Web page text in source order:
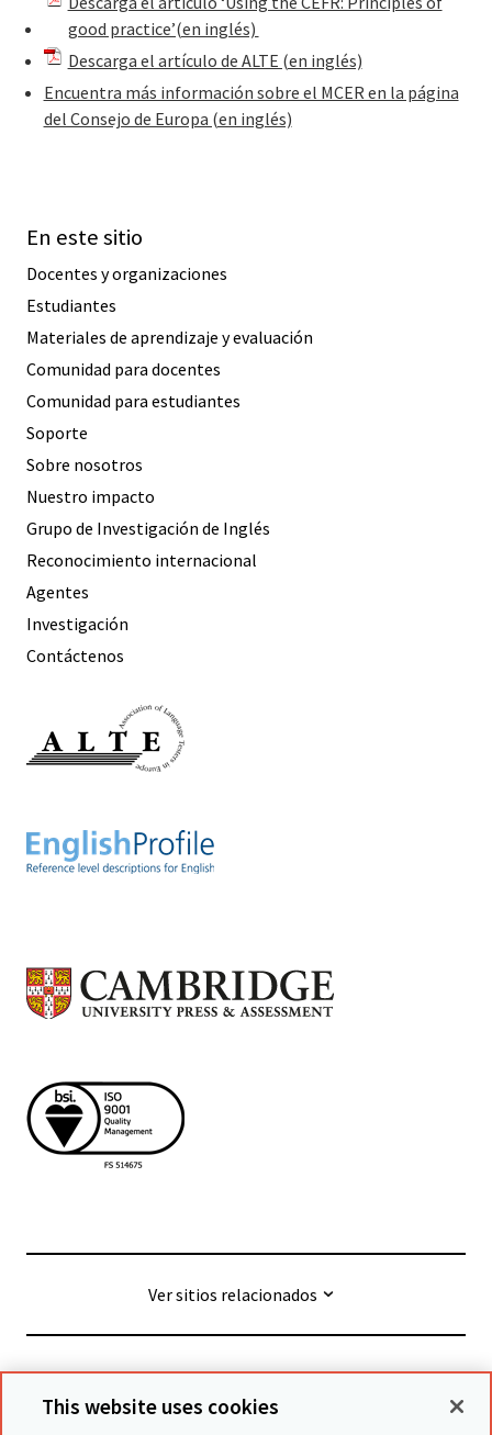
good practice’(en inglés)
Descarga el artículo de ALTE (en inglés)
Encuentra más información sobre el MCER en la página
del Consejo de Europa (en inglés)
En este sitio
Docentes y organizaciones
Estudiantes
Materiales de aprendizaje y evaluación
Comunidad para docentes
Comunidad para estudiantes
Soporte
Sobre nosotros
Nuestro impacto
Grupo de Investigación de Inglés
Reconocimiento internacional
Agentes
Investigación
Contáctenos
Ver sitios relacionados
© Cambridge University Press & Assessment
This website uses cookies